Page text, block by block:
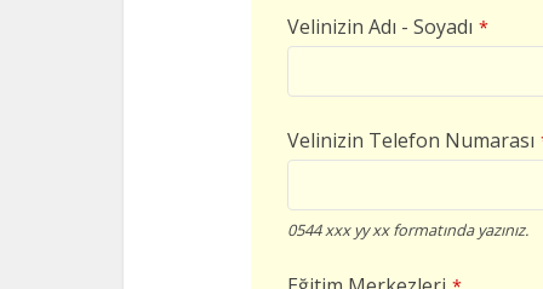
Velinizin Adı - Soyadı *
Velinizin Telefon Numarası
0544 xxx yy xx formatında yazınız.